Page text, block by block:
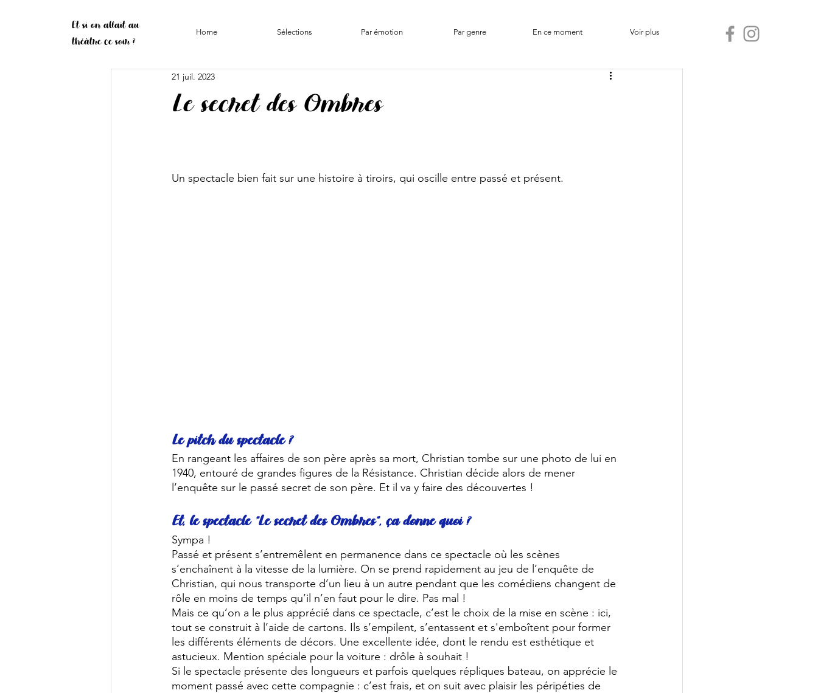
Et si on allait au
théâtre ce soir ?
Home Sélections Par émotion Par genre En ce moment Voir plus
Le secret des Ombres
21 juil. 2023
Un spectacle bien fait sur une histoire à tiroirs, qui oscille entre passé et présent.
Le pitch du spectacle ?
En rangeant les affaires de son père après sa mort, Christian tombe sur une photo de lui en
1940, entouré de grandes figures de la Résistance. Christian décide alors de mener
l’enquête sur le passé secret de son père. Et il va y faire des découvertes !
Et, le spectacle “Le secret des Ombres”, ça donne quoi ?
Sympa !
Passé et présent s’entremêlent en permanence dans ce spectacle où les scènes
s’enchaînent à la vitesse de la lumière. On se prend rapidement au jeu de l’enquête de
Christian, qui nous transporte d’un lieu à un autre pendant que les comédiens changent de
rôle en moins de temps qu’il n’en faut pour le dire. Pas mal !
Mais ce qu’on a le plus apprécié dans ce spectacle, c’est le choix de la mise en scène : ici,
tout se construit à l’aide de cartons. Ils s’empilent, s’entassent et s'emboîtent pour former
les différents éléments de décors. Une excellente idée, dont le rendu est esthétique et
astucieux. Mention spéciale pour la voiture : drôle à souhait !
Si le spectacle présente des longueurs et parfois quelques répliques bateau, on apprécie le
moment passé avec cette compagnie : c’est frais, et on suit avec plaisir les péripéties de